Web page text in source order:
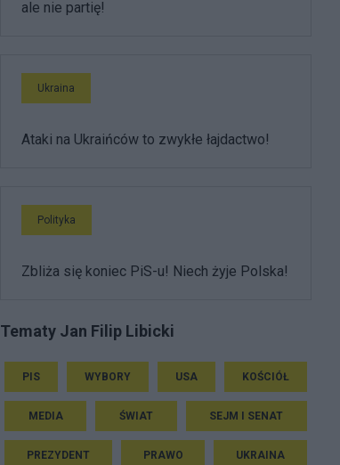
ale nie partię!
Ukraina
Ataki na Ukraińców to zwykłe łajdactwo!
Polityka
Zbliża się koniec PiS-u! Niech żyje Polska!
Tematy Jan Filip Libicki
PIS WYBORY USA KOŚCIÓŁ
MEDIA ŚWIAT SEJM I SENAT
PREZYDENT PRAWO UKRAINA